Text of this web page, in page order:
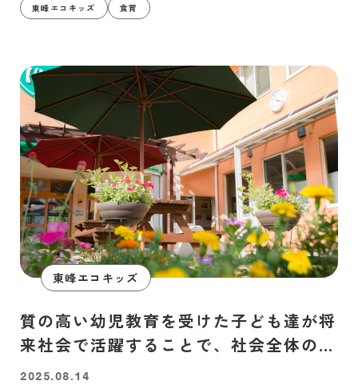
東峰エコキッズ 食育
東峰エコキッズ
質の高い幼児教育を受けた子ども達が将
来社会で活躍することで、社会全体の発
展にも貢献しています
2025.08.14